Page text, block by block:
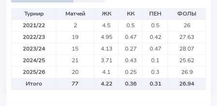
Турнир Матчей ЖК КК ПЕН
ФОЛЫ
2021/22
2 4.5 0.5 0.5
26
2022/23
19 4.95 0.47 0.42
27.63
2023/24
15 4.13 0.27 0.47
28.07
2024/25
21 3.71 0.43 0.1
25.62
2025/26
20 4.1 0.25 0.3
26.9
Итого
77 4.22 0.36 0.31 26.94